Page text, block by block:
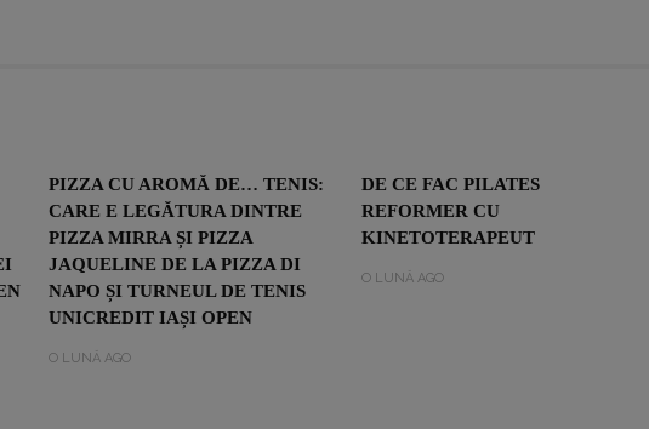
PIZZA CU AROMĂ DE… TENIS:
CARE E LEGĂTURA DINTRE
PIZZA MIRRA ȘI PIZZA
JAQUELINE DE LA PIZZA DI
NAPO ȘI TURNEUL DE TENIS
UNICREDIT IAȘI OPEN
O LUNĂ AGO
DE CE FAC PILATES
REFORMER CU
KINETOTERAPEUT
O LUNĂ AGO